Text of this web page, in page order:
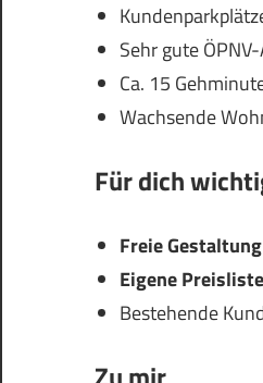
Sehr gute
Ca. 15
Wachsende
Für dich
Freie Gestaltung
Eigene Preisliste
Bestehende